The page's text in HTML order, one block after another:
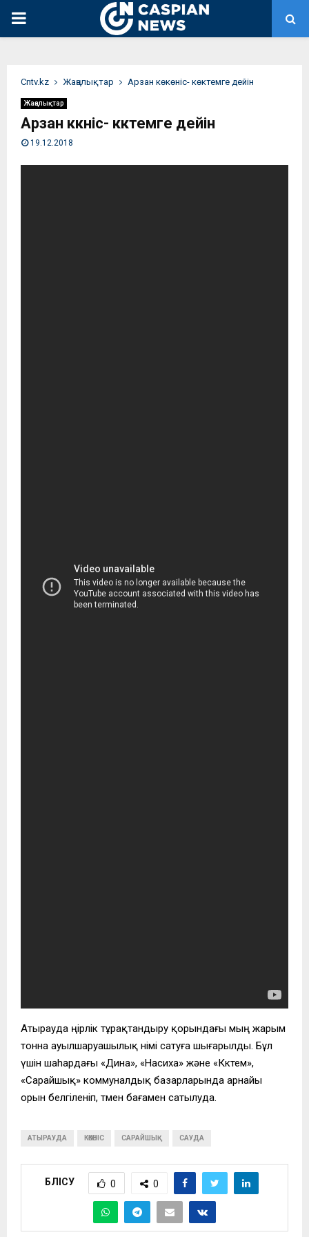
PRIMARY
Сntv.kz Жаңалықтар Арзан көкөніс- көктемге дейін
Жаңалықтар
Арзан көкөніс- көктемге дейін
19.12.2018
Атырауда өңірлік тұрақтандыру қорындағы мың жарым
тонна ауылшаруашылық өнімі сатуға шығарылды. Бұл
үшін шаhардағы «Дина», «Насиха» және «Көктем»,
«Сарайшық» коммуналдық базарларында арнайы
орын белгіленіп, төмен бағамен сатылуда.
АТЫРАУДА КӨКӨНІС САРАЙШЫҚ САУДА
БӨЛІСУ 0 0